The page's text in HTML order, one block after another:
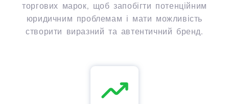
торгових марок, щоб запобігти потенційним
юридичним проблемам і мати можливість
створити виразний та автентичний бренд.